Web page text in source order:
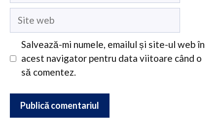
Site
Salvează-mi numele, emailul și site-ul web în
acest navigator pentru data viitoare când o
să comentez.